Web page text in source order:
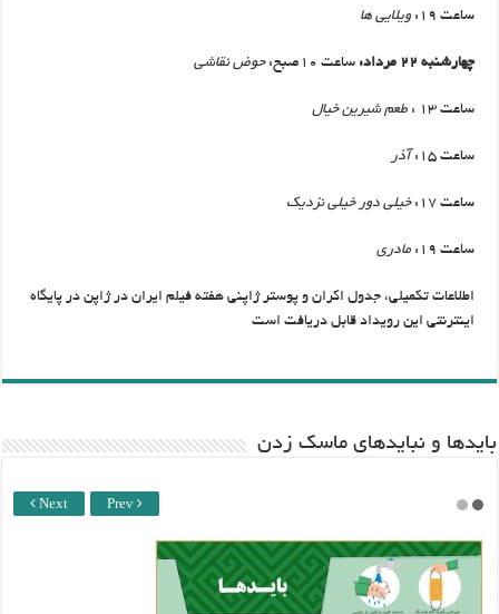
ساعت ۱۹: ویلایی ها
چهارشنبه ۲۲ مرداد : ساعت ۱۰صبح: حوض نقاشی
ساعت ۱۳ : طعم شیرین خیال
ساعت ۱۵: آذر
ساعت ١٧: خیلی دور خیلی نزدیک
ساعت ١٩: مادری
اطلاعات تکمیلی، جدول اکران و پوستر ژاپنی هفته فیلم ایران در ژاپن در پایگاه
اینترنتی این رویداد قابل دریافت است
باید‌ها و نبایدهای ماسک زدن
Next Prev